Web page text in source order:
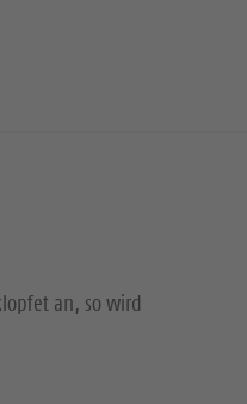
an, so wird